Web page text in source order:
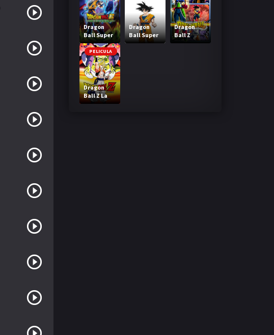
Dragon
Ball Super
Broly
Dragon
Ball Super
Super Hero
Dragon
Ball Z
Bardock El
PELICULA
Dragon
Ball Z La
Fusion de